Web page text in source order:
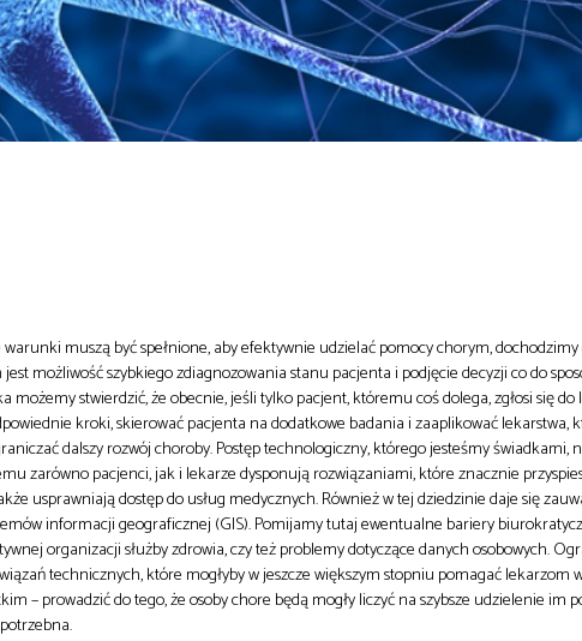
muszą być spełnione, aby efektywnie udzielać pomocy chorym,
możliwość szybkiego zdiagnozowania stanu pacjenta i podjęcie decyzji co do
możemy stwierdzić, że obecnie, jeśli tylko pacjent, któremu coś dolega, zgłosi się
kroki, skierować pacjenta na dodatkowe badania i zaaplikować lekarstwa,
dalszy rozwój choroby. Postęp technologiczny, którego jesteśmy świadkami,
zarówno pacjenci, jak i lekarze dysponują rozwiązaniami, które znacznie
usprawniają dostęp do usług medycznych. Również w tej dziedzinie daje się
informacji geograficznej (GIS). Pomijamy tutaj ewentualne bariery
organizacji służby zdrowia, czy też problemy dotyczące danych osobowych.
technicznych, które mogłyby w jeszcze większym stopniu pomagać lekarzom
– prowadzić do tego, że osoby chore będą mogły liczyć na szybsze udzielenie im